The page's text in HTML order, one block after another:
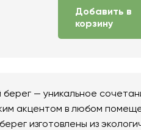
Добавить в
корзину
— уникальное
акцентом в любом
изготовлены из